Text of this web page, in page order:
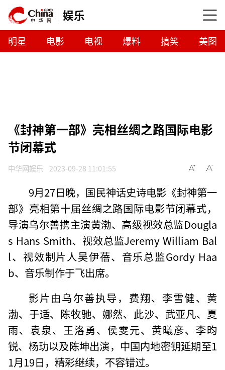
娱乐
明星 电影 电视 爆料 搞笑 美图
《封神第一部》亮相丝绸之路国际电影
节闭幕式
中华网娱乐 2023-09-28 11:01:55
9月27日晚，国民神话史诗电影《封神第一
部》亮相第十届丝绸之路国际电影节闭幕式，
导演乌尔善携主演黄渤、高级视效总监Dougla
s Hans Smith、视效总监Jeremy William Bal
l、视效制片人吴伊蓓、音乐总监Gordy Haa
b、音乐制作于飞出席。
影片由乌尔善执导，费翔、李雪健、黄
渤、于适、陈牧驰、娜然、此沙、武亚凡、夏
雨、袁泉、王洛勇、侯雯元、黄曦彦、李昀
锐、杨玏以及陈坤出演，中国内地密钥延期至1
1月19日，精彩继续，不容错过。